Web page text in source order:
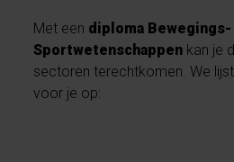
Met een diploma Bewegings-
Sportwetenschappen kan je
sectoren terechtkomen. We
voor je op: